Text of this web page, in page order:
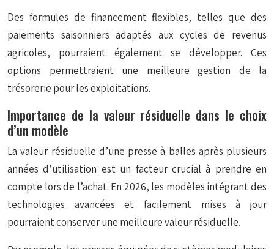
Des formules de financement flexibles, telles que des
paiements saisonniers adaptés aux cycles de revenus
agricoles, pourraient également se développer. Ces
options permettraient une meilleure gestion de la
trésorerie pour les exploitations.
Importance de la valeur résiduelle dans le choix
d’un modèle
La valeur résiduelle d’une presse à balles après plusieurs
années d’utilisation est un facteur crucial à prendre en
compte lors de l’achat. En 2026, les modèles intégrant des
technologies avancées et facilement mises à jour
pourraient conserver une meilleure valeur résiduelle.